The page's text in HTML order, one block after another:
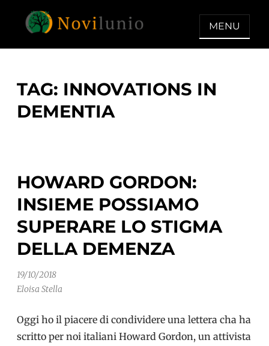
NOVILUNIO
Un aiuto con concreto dopo la
MENU
TAG: INNOVATIONS IN
DEMENTIA
HOWARD GORDON:
INSIEME POSSIAMO
SUPERARE LO STIGMA
DELLA DEMENZA
19/10/2018
Eloisa Stella
Oggi ho il piacere di condividere una lettera cha ha
scritto per noi italiani Howard Gordon, un attivista